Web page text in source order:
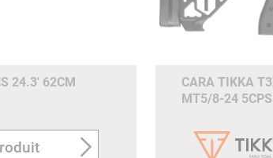
24.3' 62CM
CARA TIKKA
MT5/8-24